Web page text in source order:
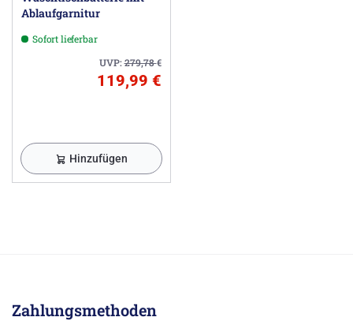
Ablaufgarnitur
Sofort lieferbar
UVP:279,78€
119,99 €
Hinzufügen
Zahlungsmethoden